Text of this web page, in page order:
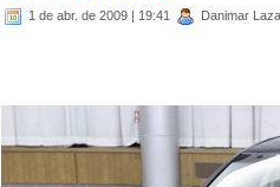
1 de abr. de 2009 | 19:41 Danimar